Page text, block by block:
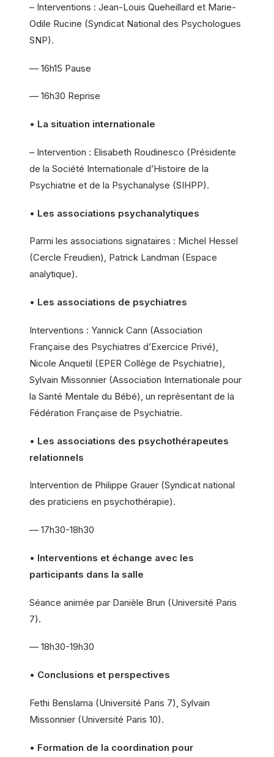
– Interventions : Jean-Louis Queheillard et Marie-
Odile Rucine (Syndicat National des Psychologues
SNP).
— 16h15 Pause
— 16h30 Reprise
• La situation internationale
– Intervention : Elisabeth Roudinesco (Présidente
de la Société Internationale d’Histoire de la
Psychiatrie et de la Psychanalyse (SIHPP).
• Les associations psychanalytiques
Parmi les associations signataires : Michel Hessel
(Cercle Freudien), Patrick Landman (Espace
analytique).
• Les associations de psychiatres
Interventions : Yannick Cann (Association
Française des Psychiatres d’Exercice Privé),
Nicole Anquetil (EPER Collège de Psychiatrie),
Sylvain Missonnier (Association Internationale pour
la Santé Mentale du Bébé), un représentant de la
Fédération Française de Psychiatrie.
• Les associations des psychothérapeutes
relationnels
Intervention de Philippe Grauer (Syndicat national
des praticiens en psychothérapie).
— 17h30-18h30
• Interventions et échange avec les
participants dans la salle
Séance animée par Danièle Brun (Université Paris
7).
— 18h30-19h30
• Conclusions et perspectives
Fethi Benslama (Université Paris 7), Sylvain
Missonnier (Université Paris 10).
• Formation de la coordination pour